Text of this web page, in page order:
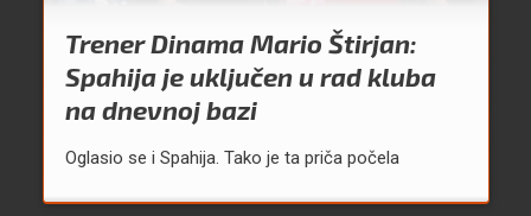
Trener Dinama Mario Štirjan:
Spahija je uključen u rad kluba
na dnevnoj bazi
Oglasio se i Spahija. Tako je ta priča počela